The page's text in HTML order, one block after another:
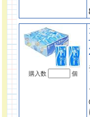
購入数 個